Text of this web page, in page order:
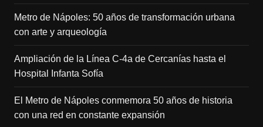
Metro de Nápoles: 50 años de transformación urbana
con arte y arqueología
Ampliación de la Línea C-4a de Cercanías hasta el
Hospital Infanta Sofía
El Metro de Nápoles conmemora 50 años de historia
con una red en constante expansión